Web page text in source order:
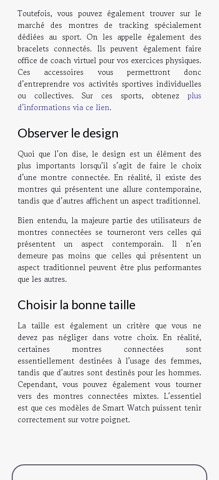
Toutefois, vous pouvez également trouver sur le
marché des montres de tracking spécialement
dédiées au sport. On les appelle également des
bracelets connectés. Ils peuvent également faire
office de coach virtuel pour vos exercices physiques.
Ces accessoires vous permettront donc
d’entreprendre vos activités sportives individuelles
ou collectives. Sur ces sports, obtenez plus
d’informations via ce lien.
Observer le design
Quoi que l’on dise, le design est un élément des
plus importants lorsqu’il s’agit de faire le choix
d’une montre connectée. En réalité, il existe des
montres qui présentent une allure contemporaine,
tandis que d’autres affichent un aspect traditionnel.
Bien entendu, la majeure partie des utilisateurs de
montres connectées se tourneront vers celles qui
présentent un aspect contemporain. Il n’en
demeure pas moins que celles qui présentent un
aspect traditionnel peuvent être plus performantes
que les autres.
Choisir la bonne taille
La taille est également un critère que vous ne
devez pas négliger dans votre choix. En réalité,
certaines montres connectées sont
essentiellement destinées à l’usage des femmes,
tandis que d’autres sont destinés pour les hommes.
Cependant, vous pouvez également vous tourner
vers des montres connectées mixtes. L’essentiel
est que ces modèles de Smart Watch puissent tenir
correctement sur votre poignet.